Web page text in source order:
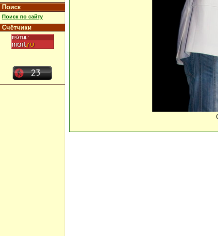
Поиск
Поиск по сайту
Счётчики